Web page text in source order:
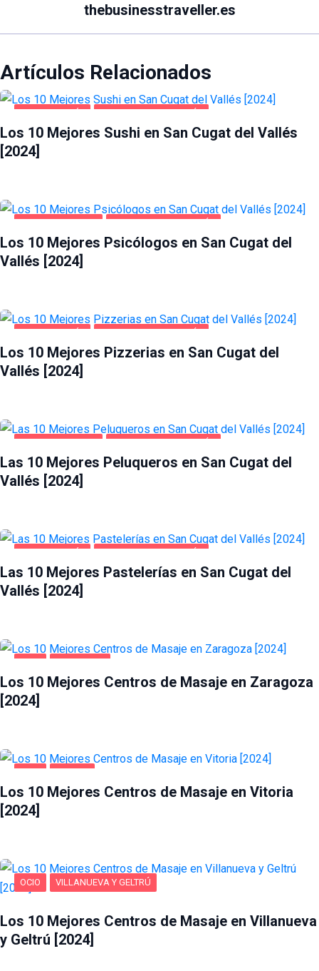
thebusinesstraveller.es
Artículos Relacionados
Los 10 Mejores Sushi en San Cugat del Vallés
[2024]
Los 10 Mejores Psicólogos en San Cugat del
Vallés [2024]
Los 10 Mejores Pizzerias en San Cugat del
Vallés [2024]
Las 10 Mejores Peluqueros en San Cugat del
Vallés [2024]
Las 10 Mejores Pastelerías en San Cugat del
Vallés [2024]
Los 10 Mejores Centros de Masaje en Zaragoza
[2024]
Los 10 Mejores Centros de Masaje en Vitoria
[2024]
OCIO VILLANUEVA Y GELTRÚ
Los 10 Mejores Centros de Masaje en Villanueva
y Geltrú [2024]